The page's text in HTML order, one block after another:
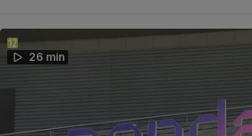
26 min